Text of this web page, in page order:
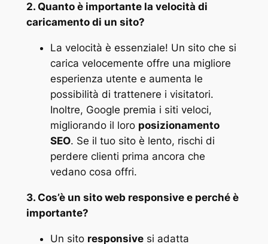
2. Quanto è importante la velocità di
caricamento di un sito?
La velocità è essenziale! Un sito che si
carica velocemente offre una migliore
esperienza utente e aumenta le
possibilità di trattenere i visitatori.
Inoltre, Google premia i siti veloci,
migliorando il loro posizionamento
SEO. Se il tuo sito è lento, rischi di
perdere clienti prima ancora che
vedano cosa offri​.
3. Cos’è un sito web responsive e perché è
importante?
Un sito responsivesi adatta